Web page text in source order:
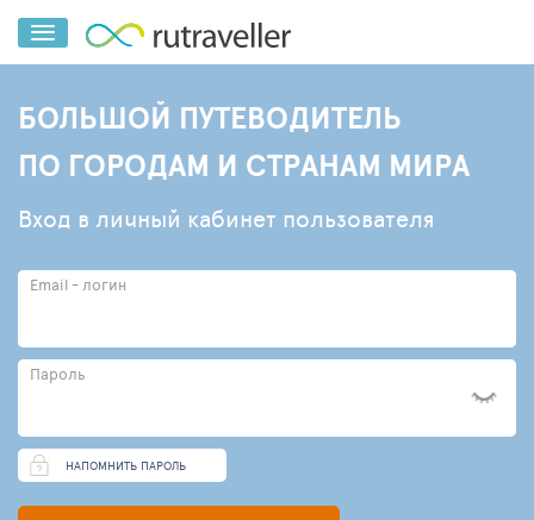
БОЛЬШОЙ ПУТЕВОДИТЕЛЬ
ПО ГОРОДАМ И СТРАНАМ МИРА
Вход в личный кабинет пользователя
Email - логин
Пароль
НАПОМНИТЬ ПАРОЛЬ